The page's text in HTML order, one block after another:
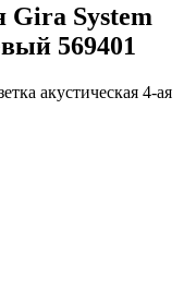
Gira System
569401
акустическая 4-ая